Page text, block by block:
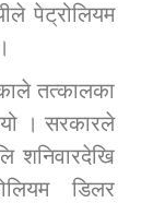
पेट्रोलियम
तत्कालका
। सरकारले
शनिवारदेखि
डिलर